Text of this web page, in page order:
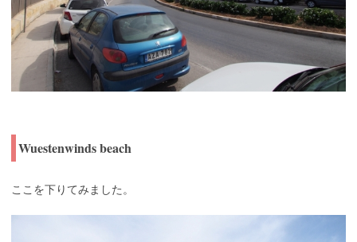
Wuestenwinds beach
ここを下りてみました。